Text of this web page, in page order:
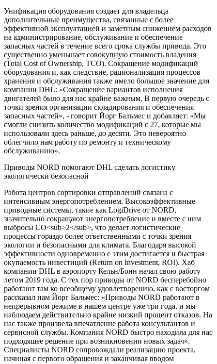
Унификация оборудования создает для владельца
дополнительные преимущества, связанные с более
эффективной эксплуатацией и заметным снижением расходов
на администрирование, обслуживание и обеспечение
запасных частей в течение всего срока службы привода. Это
существенно уменьшает совокупную стоимость владения
(Total Cost of Ownership, TCO). Сокращение модификаций
оборудования и, как следствие, рационализация процессов
хранения и обслуживания также имело большое значение для
компании DHL: «Сокращение вариантов исполнения
двигателей было для нас крайне важным. В первую очередь с
точки зрения организации складирования и обеспечения
запасных частей», - говорит Йорг Бальмес и добавляет: «Мы
смогли снизить количество модификаций с 27, которые мы
использовали здесь раньше, до десяти. Это невероятно
облегчило нам работу по ремонту и техническому
обслуживанию».
Приводы NORD помогают DHL сделать логистику
экологически безопасной
Работа центров сортировки отправлений связана с
интенсивным энергопотреблением. Высокоэффективные
приводные системы, такие как LogiDrive от NORD,
значительно сокращают энергопотребление и вместе с ним
выбросы CO<sub>2</sub>, что делает логистические
процессы гораздо более ответственными с точки зрения
экологии и безопасными для климата. Благодаря высокой
эффективности одновременно с этим достигается и быстрая
окупаемость инвестиций (Return on Investment, ROI). Хаб
компании DHL в аэропорту Кельн/Бонн начал свою работу
летом 2019 года. С тех пор приводы от NORD бесперебойно
работают там ко всеобщему удовлетворению, как с восторгом
рассказал нам Йорг Бальмес: «Приводы NORD работают в
непрерывном режиме в нашем центре уже три года, и мы
наблюдаем действительно крайне низкий процент отказов. На
нас также произвела впечатление работа консультантов и
сервисной службы. Компания NORD быстро находила для нас
подходящее решение при возникновении новых задач».
Специалисты NORD сопровождали реализацию проекта,
начиная с первого обращения и заканчивая вводом